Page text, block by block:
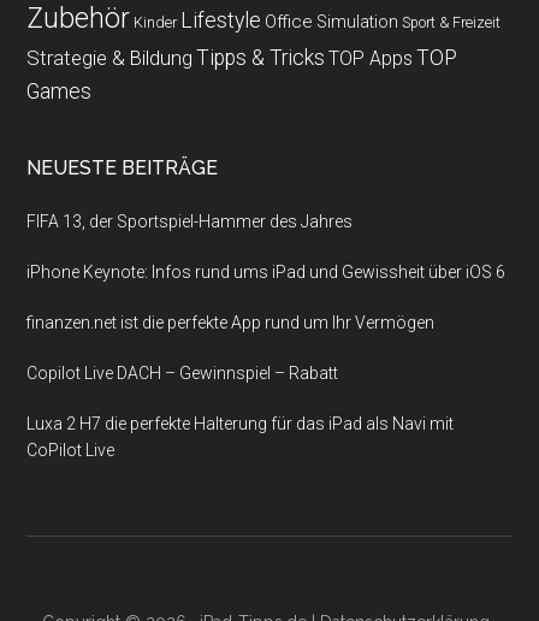
Zubehör Kinder Lifestyle Office Simulation Sport & Freizeit
Strategie & Bildung Tipps & Tricks TOP Apps TOP
Games
NEUESTE BEITRÄGE
FIFA 13, der Sportspiel-Hammer des Jahres
iPhone Keynote: Infos rund ums iPad und Gewissheit über iOS 6
finanzen.net ist die perfekte App rund um Ihr Vermögen
Copilot Live DACH – Gewinnspiel – Rabatt
Luxa 2 H7 die perfekte Halterung für das iPad als Navi mit
CoPilot Live